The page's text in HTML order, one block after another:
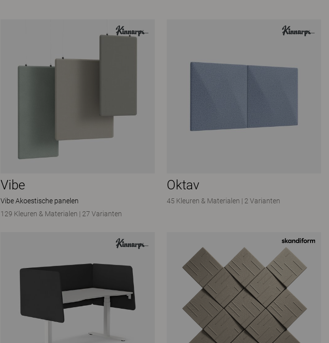
Vibe
Vibe Akoestische panelen
129 Kleuren & Materialen | 27 Varianten
Oktav
45 Kleuren & Materialen | 2 Varianten